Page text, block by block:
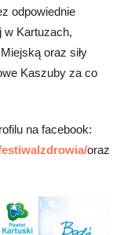
odpowiednie
w Kartuzach,
oraz siły
Kaszuby za co
na facebook:
oraz